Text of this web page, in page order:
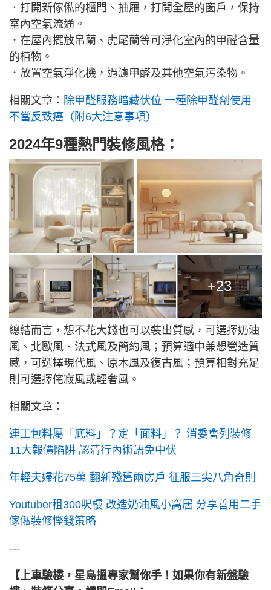
．打開新傢俬的櫃門、抽屜，打開全屋的窗戶，保持
室內空氣流通。
．在屋內擺放吊蘭、虎尾蘭等可淨化室內的甲醛含量
的植物。
．放置空氣淨化機，過濾甲醛及其他空氣污染物。
相關文章： 除甲醛服務暗藏伏位 一種除甲醛劑使用
不當反致癌（附6大注意事項）
2024年9種熱門裝修風格：
+23
總結而言，想不花大錢也可以裝出質感，可選擇奶油
風、北歐風、法式風及簡約風；預算適中兼想營造質
感，可選擇現代風、原木風及復古風；預算相對充足
則可選擇侘寂風或輕奢風。
相關文章：
連工包料屬「底料」？定「面料」？ 消委會列裝修
11大報價陷阱 認清行內術語免中伏
年輕夫婦花75萬 翻新殘舊兩房戶 征服三尖八角奇則
Youtuber租300呎樓 改造奶油風小窩居 分享善用二手
傢俬裝修慳錢策略
---
【上車驗樓，星島搵專家幫你手！如果你有新盤驗